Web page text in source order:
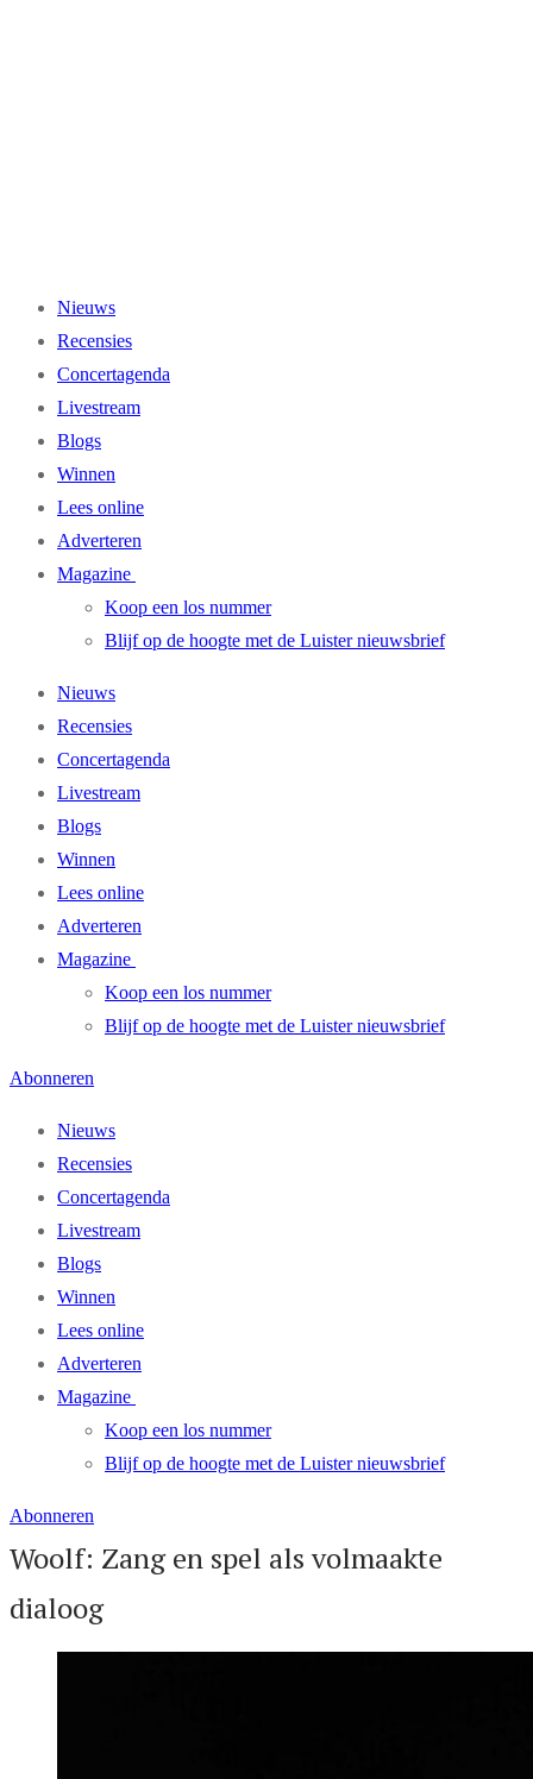
Nieuws
Recensies
Concertagenda
Livestream
Blogs
Winnen
Lees online
Adverteren
Magazine
Koop een los nummer
Blijf op de hoogte met de Luister nieuwsbrief
Nieuws
Recensies
Concertagenda
Livestream
Blogs
Winnen
Lees online
Adverteren
Magazine
Koop een los nummer
Blijf op de hoogte met de Luister nieuwsbrief
Abonneren
Nieuws
Recensies
Concertagenda
Livestream
Blogs
Winnen
Lees online
Adverteren
Magazine
Koop een los nummer
Blijf op de hoogte met de Luister nieuwsbrief
Abonneren
Woolf: Zang en spel als volmaakte
dialoog